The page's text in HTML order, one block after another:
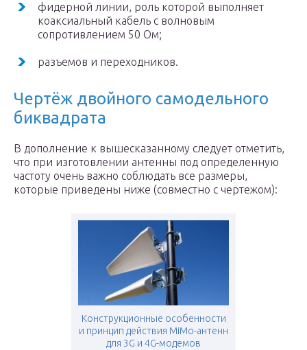
фидерной линии, роль которой выполняет
коаксиальный кабель с волновым
сопротивлением 50 Ом;
разъемов и переходников.
Чертёж двойного самодельного
биквадрата
В дополнение к вышесказанному следует отметить,
что при изготовлении антенны под определенную
частоту очень важно соблюдать все размеры,
которые приведены ниже (совместно с чертежом):
Конструкционные особенности
и принцип действия MiMo-антенн
для 3G и 4G-модемов